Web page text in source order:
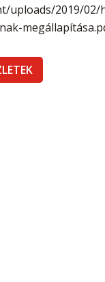
uploads/2019/02/